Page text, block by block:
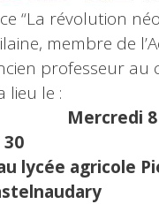
“La révolution
membre de
professeur au
lieu le :
8
30
agricole